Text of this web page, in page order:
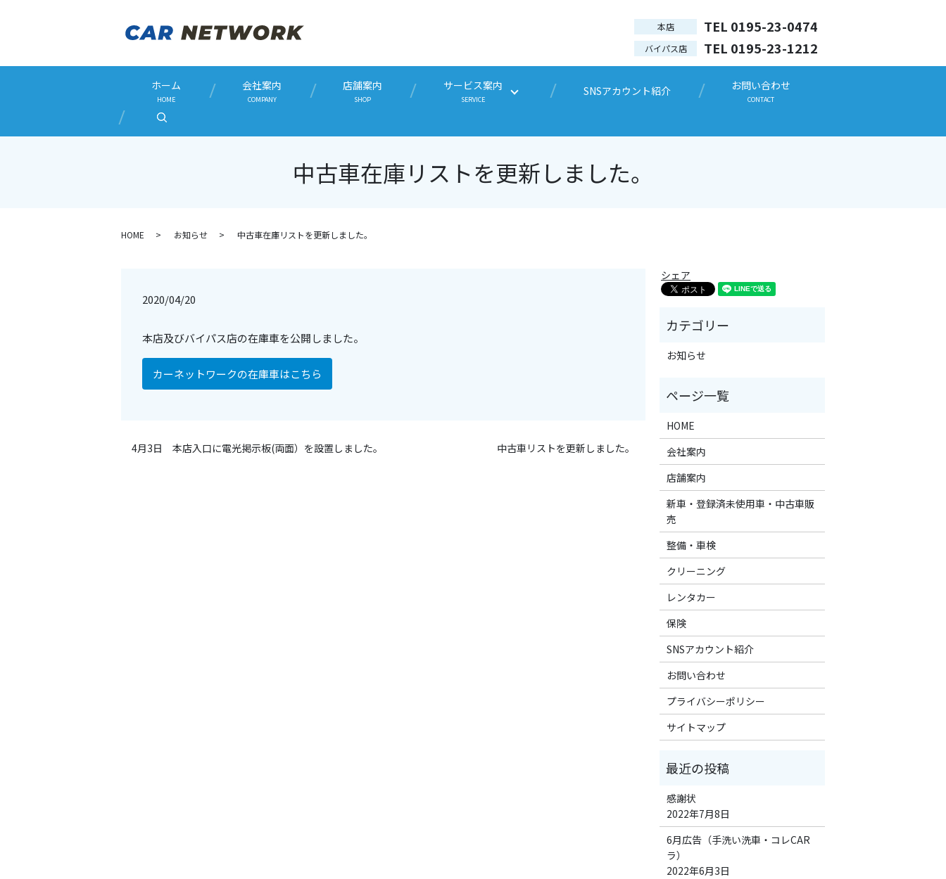
本店 TEL 0195-23-0474
バイパス店 TEL 0195-23-1212
ホーム
HOME
会社案内
COMPANY
店舗案内
SHOP
サービス案内
SERVICE
SNSアカウント紹介 お問い合わせ
CONTACT
中古車在庫リストを更新しました。
HOME お知らせ 中古車在庫リストを更新しました。
2020/04/20
本店及びバイパス店の在庫車を公開しました。
カーネットワークの在庫車はこちら
4月3日 本店入口に電光掲示板(両面）を設置しました。 中古車リストを更新しました。
シェア
お知らせ
HOME
会社案内
店舗案内
新車・登録済未使用車・中古車販
売
整備・車検
クリーニング
レンタカー
保険
SNSアカウント紹介
お問い合わせ
プライバシーポリシー
サイトマップ
感謝状
2022年7月8日
6月広告（手洗い洗車・コレCAR
ラ）
2022年6月3日